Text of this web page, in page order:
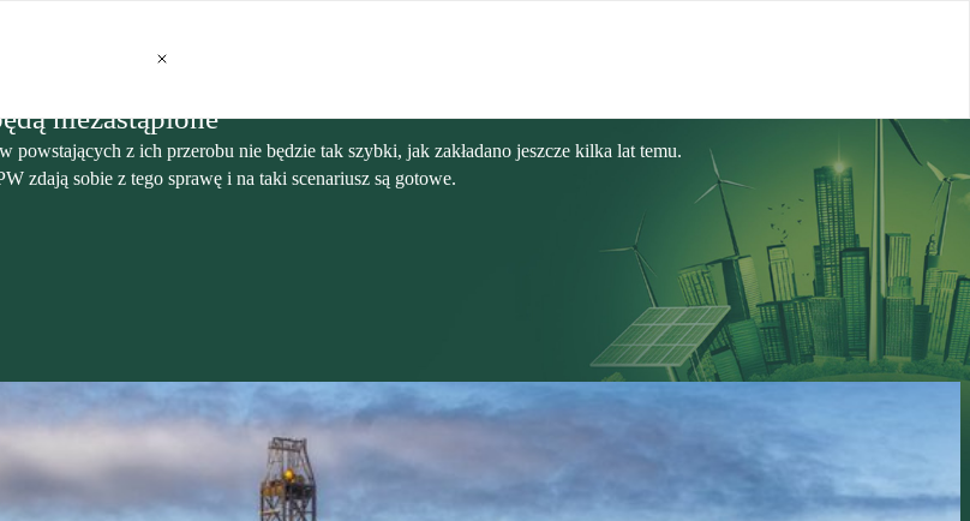
niezastąpione
powstających z ich przerobu nie będzie tak szybki, jak zakładano jeszcze kilka lat temu.
zdają sobie z tego sprawę i na taki scenariusz są gotowe.